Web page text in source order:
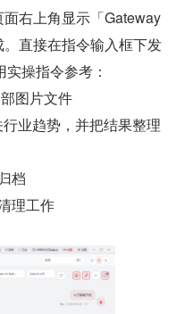
右上角显示「Gateway
直接在指令输入框下发
操指令参考：
图片文件
业趋势，并把结果整理
档
理工作